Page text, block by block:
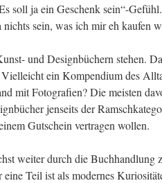
soll ja ein Geschenk sein“-
nichts sein, was ich mir eh kau­fen
und Design­bü­chern ste­hen.
ein Kom­pen­di­um des
mit Foto­gra­fien? Die meis­ten
jen­seits der
Gut­schein ver­tra­gen wollen.
wei­ter durch die Buch­hand­lung
Teil ist als moder­nes